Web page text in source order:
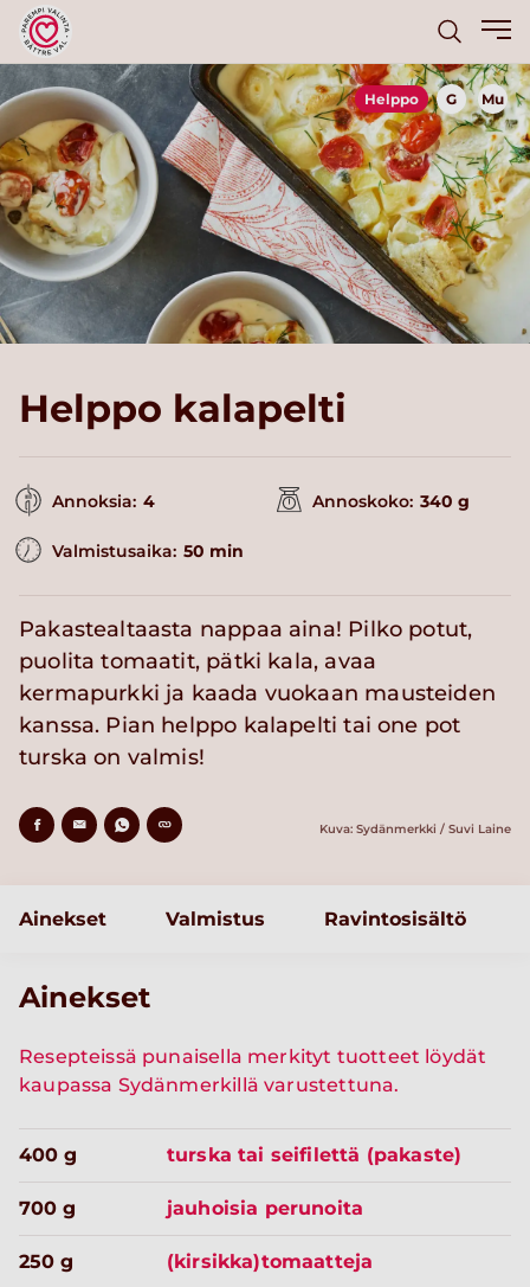
Helppo G Mu
Helppo kalapelti
Annoksia: 4 Annoskoko: 340 g
Valmistusaika: 50 min
Pakastealtaasta nappaa aina! Pilko potut,
puolita tomaatit, pätki kala, avaa
kermapurkki ja kaada vuokaan mausteiden
kanssa. Pian helppo kalapelti tai one pot
turska on valmis!
Kuva: Sydänmerkki / Suvi Laine
Ainekset Valmistus Ravintosisältö
Ainekset
Resepteissä punaisella merkityt tuotteet löydät
kaupassa Sydänmerkillä varustettuna.
400 g turska tai seifilettä (pakaste)
700 g jauhoisia perunoita
250 g (kirsikka)tomaatteja